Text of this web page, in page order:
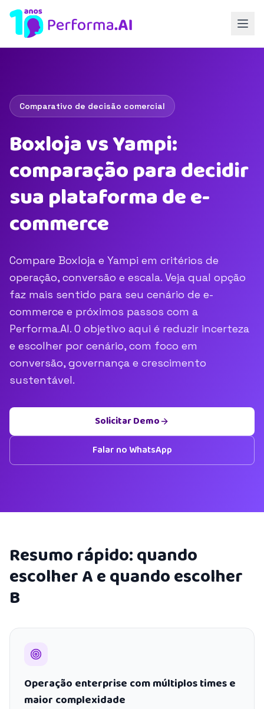
Comparativo de decisão comercial
Boxloja vs Yampi:
comparação para decidir
sua plataforma de e-
commerce
Compare Boxloja e Yampi em critérios de
operação, conversão e escala. Veja qual opção
faz mais sentido para seu cenário de e-
commerce e próximos passos com a
Performa.AI. O objetivo aqui é reduzir incerteza
e escolher por cenário, com foco em
conversão, governança e crescimento
sustentável.
Solicitar Demo
Falar no WhatsApp
Resumo rápido: quando
escolher A e quando escolher
B
Operação enterprise com múltiplos times e
maior complexidade